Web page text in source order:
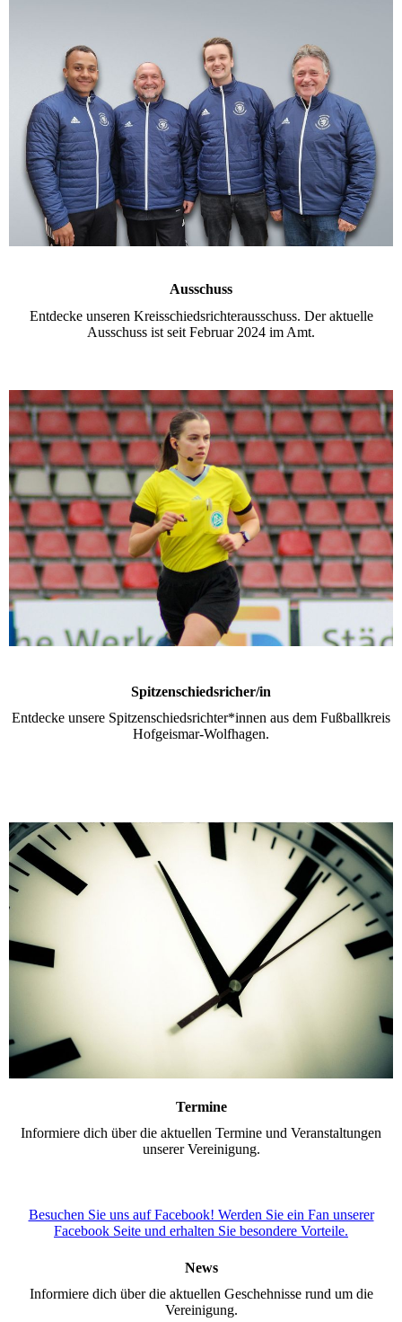
Ausschuss
Entdecke unseren Kreisschiedsrichterausschuss. Der aktuelle
Ausschuss ist seit Februar 2024 im Amt.
Spitzenschiedsricher/in
Entdecke unsere Spitzenschiedsrichter*innen aus dem Fußballkreis
Hofgeismar-Wolfhagen.
Termine
Informiere dich über die aktuellen Termine und Veranstaltungen
unserer Vereinigung.
Besuchen Sie uns auf Facebook! Werden Sie ein Fan unserer
Facebook Seite und erhalten Sie besondere Vorteile.
News
Informiere dich über die aktuellen Geschehnisse rund um die
Vereinigung.